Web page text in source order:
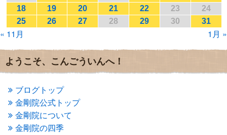
2017年1月(2)
2016年12月(4)
2016年11月(3)
2016年10月
2016年8月
2016年7月
(3)
2016年5月(3)
2016年4月
(4)
2016年3月 (4)
2016年2月 (5)
2016年1月(3)
18 19 20 21 22 23
24
25
26 27 28 29 30 31
« 11月 1月 »
ようこそ、こんごういんへ！
ブログトップ
金剛院公式トップ
金剛院について
金剛院の四季